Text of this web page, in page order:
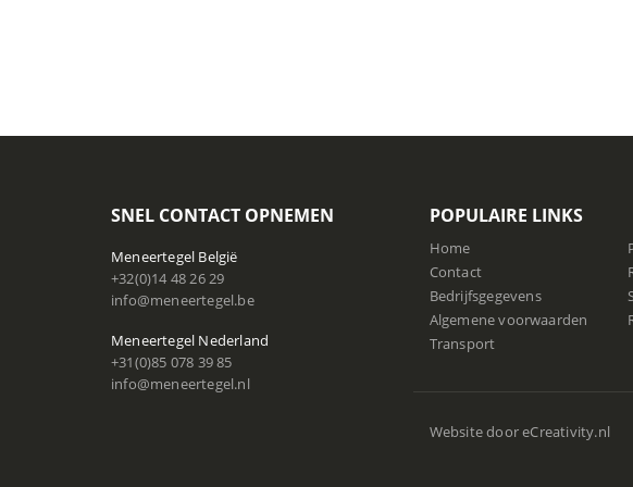
SNEL CONTACT OPNEMEN
Meneertegel België
+32(0)14 48 26 29
info@meneertegel.be
Meneertegel Nederland
+31(0)85 078 39 85
info@meneertegel.nl
POPULAIRE LINKS
Home
Contact
Bedrijfsgegevens
Algemene voorwaarden
Transport
Website dooreCreativity.nl